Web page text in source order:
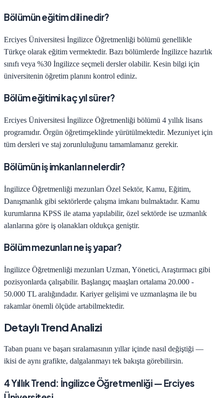
Bölümün eğitim dili nedir?
Erciyes Üniversitesi İngilizce Öğretmenliği bölümü genellikle
Türkçe olarak eğitim vermektedir. Bazı bölümlerde İngilizce hazırlık
sınıfı veya %30 İngilizce seçmeli dersler olabilir. Kesin bilgi için
üniversitenin öğretim planını kontrol ediniz.
Bölüm eğitimi kaç yıl sürer?
Erciyes Üniversitesi İngilizce Öğretmenliği bölümü 4 yıllık lisans
programıdır. Örgün öğretimşeklinde yürütülmektedir. Mezuniyet için
tüm dersleri ve staj zorunluluğunu tamamlamanız gerekir.
Bölümün iş imkanları nelerdir?
İngilizce Öğretmenliği mezunları Özel Sektör, Kamu, Eğitim,
Danışmanlık gibi sektörlerde çalışma imkanı bulmaktadır. Kamu
kurumlarına KPSS ile atama yapılabilir, özel sektörde ise uzmanlık
alanlarına göre iş olanakları oldukça geniştir.
Bölüm mezunları ne iş yapar?
İngilizce Öğretmenliği mezunları Uzman, Yönetici, Araştırmacı gibi
pozisyonlarda çalışabilir. Başlangıç maaşları ortalama 20.000 -
50.000 TL aralığındadır. Kariyer gelişimi ve uzmanlaşma ile bu
rakamlar önemli ölçüde artabilmektedir.
Detaylı Trend Analizi
Taban puanı ve başarı sıralamasının yıllar içinde nasıl değiştiği —
ikisi de aynı grafikte, dalgalanmayı tek bakışta görebilirsin.
4Yıllık Trend: İngilizce Öğretmenliği— Erciyes